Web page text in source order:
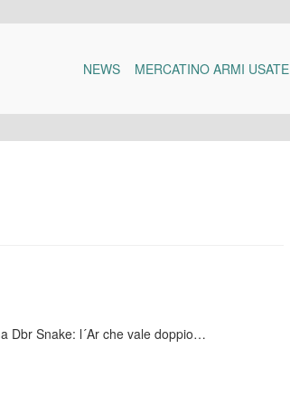
NEWS MERCATINO ARMI USATE
Dbr Snake: l´Ar che vale doppio…